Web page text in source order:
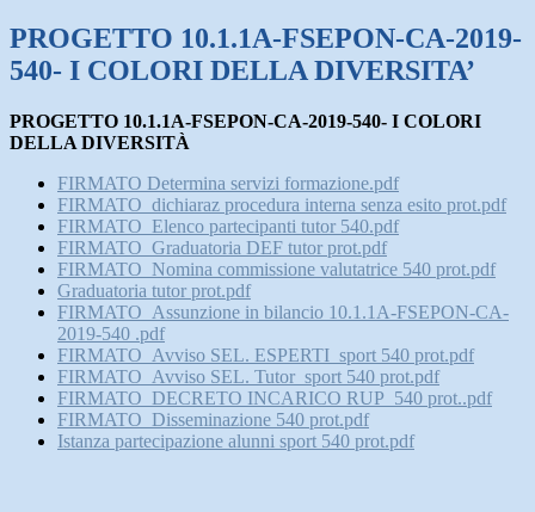
PROGETTO 10.1.1A-FSEPON-CA-2019-
540- I COLORI DELLA DIVERSITA’
PROGETTO 10.1.1A-FSEPON-CA-2019-540- I COLORI
DELLA DIVERSITÀ
FIRMATO Determina servizi formazione.pdf
FIRMATO_dichiaraz procedura interna senza esito prot.pdf
FIRMATO_Elenco partecipanti tutor 540.pdf
FIRMATO_Graduatoria DEF tutor prot.pdf
FIRMATO_Nomina commissione valutatrice 540 prot.pdf
Graduatoria tutor prot.pdf
FIRMATO_Assunzione in bilancio 10.1.1A-FSEPON-CA-
2019-540 .pdf
FIRMATO_Avviso SEL. ESPERTI_sport 540 prot.pdf
FIRMATO_Avviso SEL. Tutor_sport 540 prot.pdf
FIRMATO_DECRETO INCARICO RUP_540 prot..pdf
FIRMATO_Disseminazione 540 prot.pdf
Istanza partecipazione alunni sport 540 prot.pdf